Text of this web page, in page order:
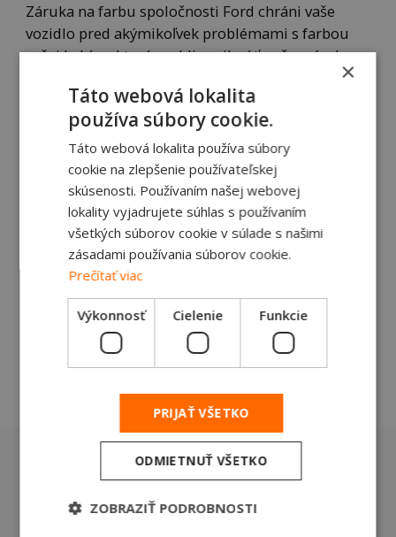
Záruka na farbu spoločnosti Ford chráni vaše
vozidlo pred akýmikoľvek problémami s farbou
vašej kabíny, ktoré mohli vzniknúť počas výroby.
pomocou záruky proti korózii karosérie vozidla
Ford.
Záruka na prevenciu proti korózii
Kabína a interiér vozidla Ford Trucks sú chránené
pred koróziou po dobu troch rokov. Aby ste ju
zachovali, musí sa vykonávať pravidelná údržba
kapoty a farby vozidla Ford, ako je uvedené v
protokole údržby.
(táto údržba sa vykonáva ako súčasť ročného
Popredajné služby
×
Táto webová lokalita
používa súbory cookie.
Táto webová lokalita používa súbory
cookie na zlepšenie používateľskej
skúsenosti. Používaním našej webovej
lokality vyjadrujete súhlas s používaním
všetkých súborov cookie v súlade s našimi
zásadami používania súborov cookie.
Prečítať viac
Výkonnosť Cielenie Funkcie
PRIJAŤ VŠETKO
ODMIETNUŤ VŠETKO
ZOBRAZIŤ PODROBNOSTI